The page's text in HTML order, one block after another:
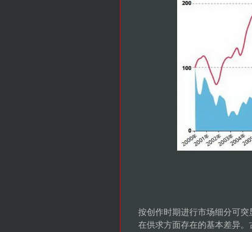
按创作时期进行市场细分可
在供求方面存在的基本差异。